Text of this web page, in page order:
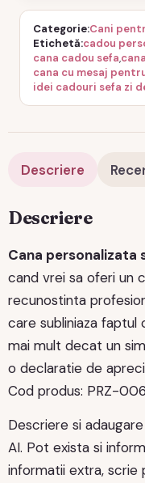
Categorie Cani
Etichetă cadou
cana cadou sefa,
cana cu mesaj
idei cadouri sefa zi
Descriere
Descriere
Cana personalizata
cand vrei sa oferi un
recunostinta
care subliniaza faptul
mai mult decat un
o declaratie de
Cod produs: PRZ-
Descriere si
AI. Pot exista si
informatii extra, scrie